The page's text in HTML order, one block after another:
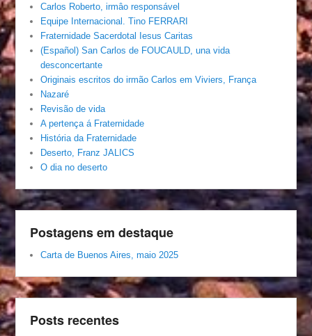
Carlos Roberto, irmâo responsável
Equipe Internacional. Tino FERRARI
Fraternidade Sacerdotal Iesus Caritas
(Español) San Carlos de FOUCAULD, una vida
desconcertante
Originais escritos do irmão Carlos em Viviers, França
Nazaré
Revisão de vida
A pertença á Fraternidade
História da Fraternidade
Deserto, Franz JALICS
O dia no deserto
Postagens em destaque
Carta de Buenos Aires, maio 2025
Posts recentes